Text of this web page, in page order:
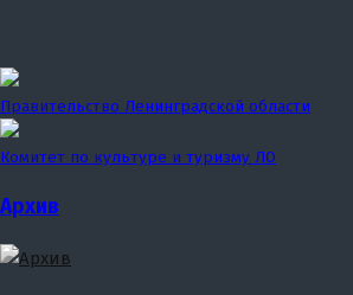
Правительство Ленинградской области
Комитет по культуре и туризму ЛО
Архив